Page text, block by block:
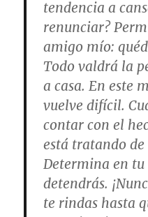
tendencia a
renunciar?
amigo mío:
Todo valdrá la
a casa. En este
vuelve difícil.
contar con el
está tratando de
Determina en
detendrás.
te rindas hasta